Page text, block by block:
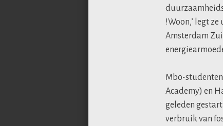
!Woon,’ legt
Amsterdam
Mbo-
Academy) en
geleden
verbruik van